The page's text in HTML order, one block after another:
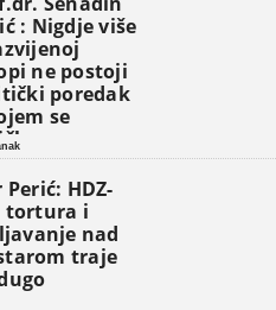
: Nigdje više
ne postoji
poredak
se
grupe
kao
jedinice
Perić: HDZ-
tortura i
nad
traje